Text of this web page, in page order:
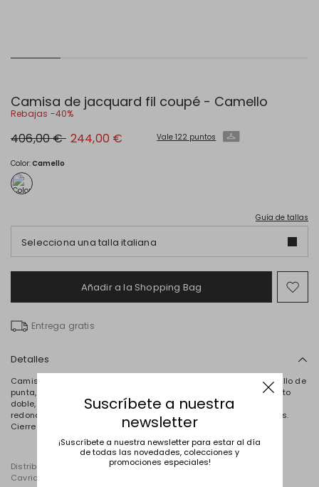
Camisa de jacquard fil coupé - Camello
Rebajas -40%
Precio
original
€
406,00 € Precio
nuevo
244,00 € Vale 122 puntos
Color:Camello
Guía de tallas
Selecciona una talla italiana
Añadir a la Shopping Bag
en
Entrega gratis
Detalles
Camisa de corte amplio realizada en jacquard fil coupé, con cuello de
punta, manga larga y hombros ligeramente abullonados, puño alto
doble, canesú con pliegues en la espalda, aberturas laterales
redondeadas y bajo asimétrico ligeramente más largo por detrás.
Cierre con botones ocultos.
Distribuido por Diffusione Tessile S.r.l., con oficinas registradas en
Cavriago (Reggio Emilia, Italia), via Santi n.º 8, 42025
Suscríbete a nuestra
newsletter
¡Suscríbete a nuestra newsletter para estar al día
de todas las novedades, colecciones y
promociones especiales!